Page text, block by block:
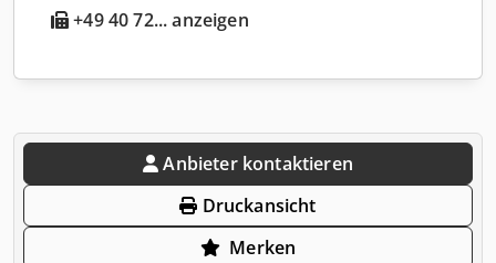
+49 40 72... anzeigen
Anbieter kontaktieren
Druckansicht
Merken